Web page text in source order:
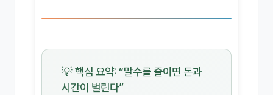
💡 핵심 요약: “말수를 줄이면 돈과
시간이 벌린다”